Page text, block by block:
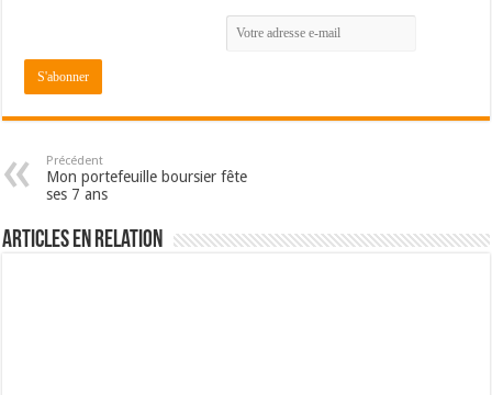
Précédent
Mon portefeuille boursier fête
ses 7 ans
Articles en relation